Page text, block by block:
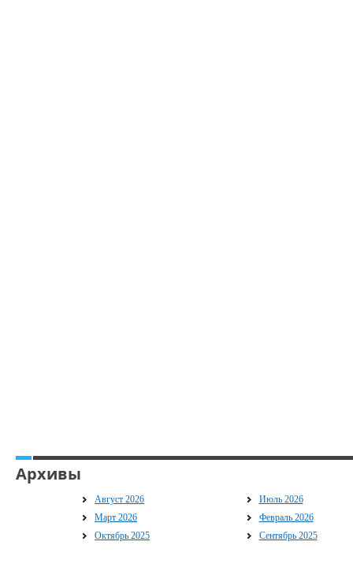
Архивы
Август 2026
Июль 2026
Март 2026
Февраль 2026
Октябрь 2025
Сентябрь 2025